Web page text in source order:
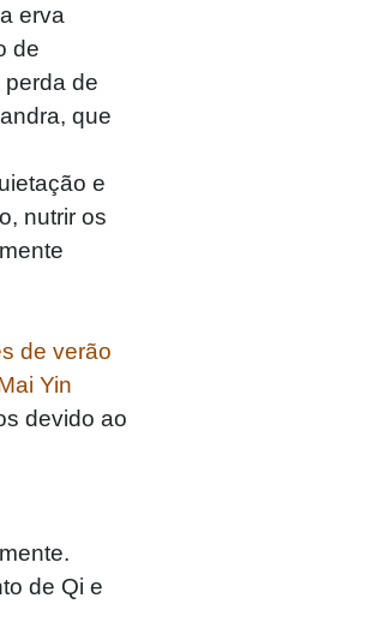
erva
de
de
que
e
nutrir os
de verão
Yin
devido ao
de Qi e